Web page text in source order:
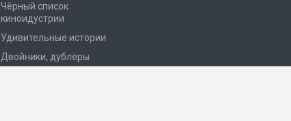
Чёрный список
киноидустрии
Удивительные истории
Двойники, дублёры